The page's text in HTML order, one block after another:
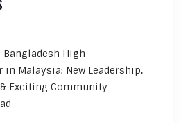
Bangladesh High
Malaysia: New Leadership,
Exciting Community